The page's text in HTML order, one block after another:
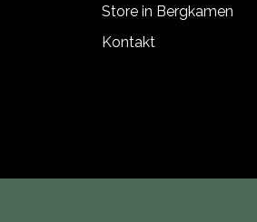
Store in Bergkamen
Kontakt